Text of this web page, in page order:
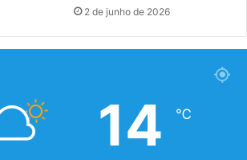
2 de junho de 2026
14 ℃